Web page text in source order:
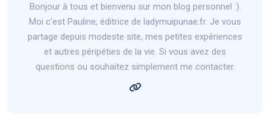
Bonjour à tous et bienvenu sur mon blog personnel :).
Moi c'est Pauline, éditrice de ladymuipunae.fr. Je vous
partage depuis modeste site, mes petites expériences
et autres péripéties de la vie. Si vous avez des
questions ou souhaitez simplement me contacter.